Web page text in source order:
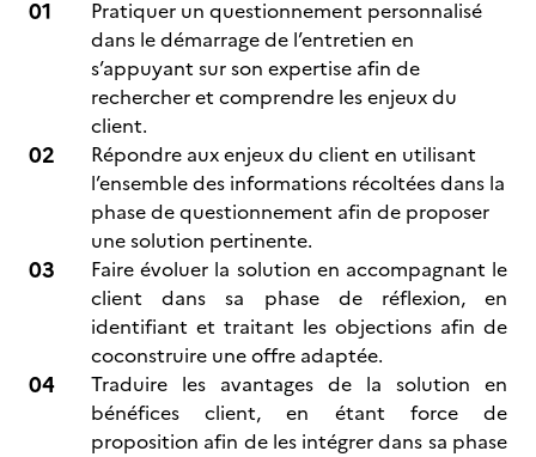
Pratiquer un questionnement personnalisé
dans le démarrage de l’entretien en
s’appuyant sur son expertise afin de
rechercher et comprendre les enjeux du
client.
Répondre aux enjeux du client en utilisant
l’ensemble des informations récoltées dans la
phase de questionnement afin de proposer
une solution pertinente.
Faire évoluer la solution en accompagnant le
client dans sa phase de réflexion, en
identifiant et traitant les objections afin de
coconstruire une offre adaptée.
Traduire les avantages de la solution en
bénéfices client, en étant force de
proposition afin de les intégrer dans sa phase